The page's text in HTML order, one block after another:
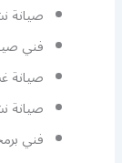
صيانة
فني
صيانة
صيانة
فني